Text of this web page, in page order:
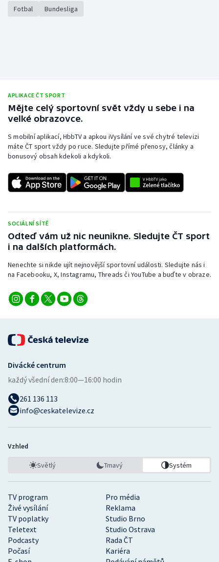
Volejbal
Fotbal Bundesliga
APLIKACE ČT SPORT
Mějte celý sportovní svět vždy u sebe i na
velké obrazovce.
S mobilní aplikací, HbbTV a apkou iVysílání ve své chytré televizi
máte ČT sport vždy po ruce. Sledujte přímé přenosy, články a
bonusový obsah kdekoli a kdykoli.
SOCIÁLNÍ SÍTĚ
Odteď vám už nic neunikne. Sledujte ČT sport
i na dalších platformách.
Nenechte si nikde ujít nejnovější sportovní události. Sledujte nás i
na Facebooku, X, Instagramu, Threads či YouTube a buďte v obraze.
TV program
Pro média
Živé vysílání
Reklama
TV poplatky
Studio Brno
Teletext
Studio Ostrava
Podcasty
Rada ČT
Počasí
Kariéra
Divácké centrum
každý všední den:8:00—16:00 hodin
261 136 113
info@ceskatelevize.cz
Vzhled
Světlý Tmavý Systém